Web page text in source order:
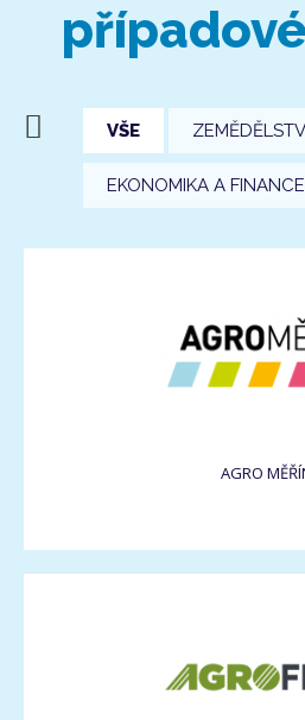
VŠE
EKONOMIKA A FINANCE
AGRO